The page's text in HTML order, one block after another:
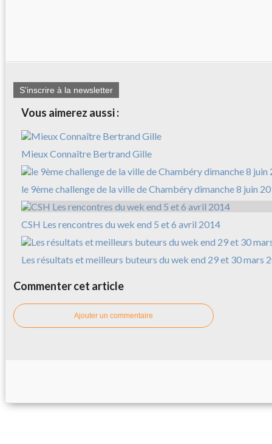
S'inscrire à la newsletter
Vous aimerez aussi :
Mieux Connaître Bertrand Gille
le 9ème challenge de la ville de Chambéry dimanche 8 juin
CSH Les rencontres du wek end 5 et 6 avril 2014
Les résultats et meilleurs buteurs du wek end 29 et 30 mars
Commenter cet article
Ajouter un commentaire